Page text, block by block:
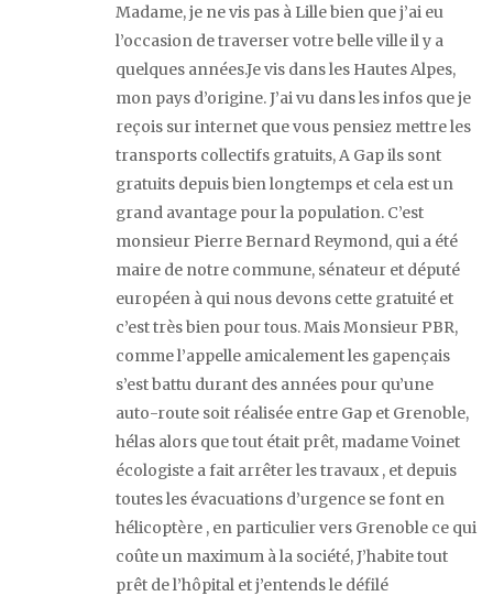
Madame, je ne vis pas à Lille bien que j’ai eu
l’occasion de traverser votre belle ville il y a
quelques années.Je vis dans les Hautes Alpes,
mon pays d’origine. J’ai vu dans les infos que je
reçois sur internet que vous pensiez mettre les
transports collectifs gratuits, A Gap ils sont
gratuits depuis bien longtemps et cela est un
grand avantage pour la population. C’est
monsieur Pierre Bernard Reymond, qui a été
maire de notre commune, sénateur et député
européen à qui nous devons cette gratuité et
c’est très bien pour tous. Mais Monsieur PBR,
comme l’appelle amicalement les gapençais
s’est battu durant des années pour qu’une
auto-route soit réalisée entre Gap et Grenoble,
hélas alors que tout était prêt, madame Voinet
écologiste a fait arrêter les travaux , et depuis
toutes les évacuations d’urgence se font en
hélicoptère , en particulier vers Grenoble ce qui
coûte un maximum à la société, J’habite tout
prêt de l’hôpital et j’entends le défilé